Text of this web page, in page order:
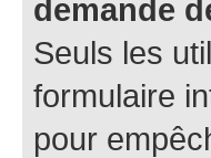
demande
Seuls les
formulaire
pour